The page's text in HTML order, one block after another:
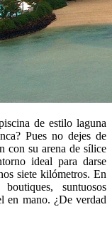
de estilo laguna
Pues no dejes de
con su arena de sílice
ideal para darse
siete kilómetros. En
suntuosos
en mano. ¿De verdad